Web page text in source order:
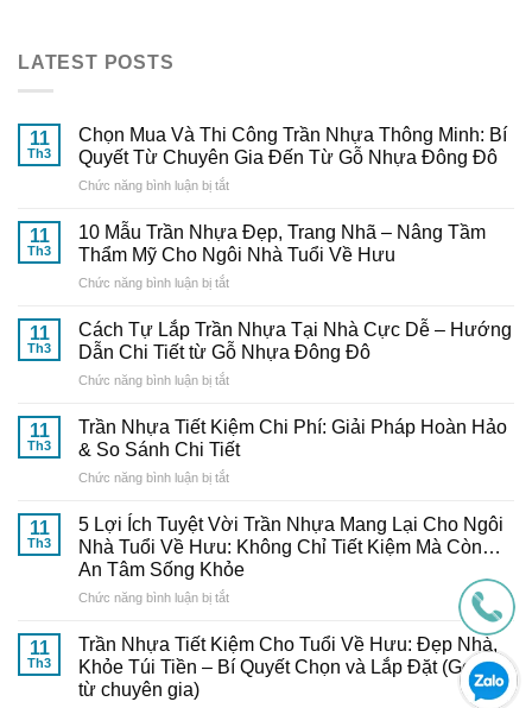
LATEST POSTS
11
Th3
Chọn Mua Và Thi Công Trần Nhựa Thông Minh: Bí
Quyết Từ Chuyên Gia Đến Từ Gỗ Nhựa Đông Đô
Chức năng bình luận bị tắtở
Mua
Và
Thi
Công
Nhựa
Thông
Bí
Từ
Chuyên
Đến
Gỗ
Nhựa
Đông
11
Th3
10 Mẫu Trần Nhựa Đẹp, Trang Nhã – Nâng Tầm
Thẩm Mỹ Cho Ngôi Nhà Tuổi Về Hưu
Chức năng bình luận bị tắtở
Mẫu
Trần
Nhựa
Đẹp,
Nhã
–
Tầm
Mỹ
Cho
Ngôi
Tuổi
Hưu
11
Th3
Cách Tự Lắp Trần Nhựa Tại Nhà Cực Dễ – Hướng
Dẫn Chi Tiết từ Gỗ Nhựa Đông Đô
Chức năng bình luận bị tắtở
Tự
Lắp
Trần
Nhựa
Nhà
Cực
Dễ
–
Hướng
Chi
Tiết
11
Th3
Trần Nhựa Tiết Kiệm Chi Phí: Giải Pháp Hoàn Hảo
& So Sánh Chi Tiết
Chức năng bình luận bị tắtở
Nhựa
Tiết
Kiệm
Chi
Phí:
Pháp
Hoàn
Hảo
11
Th3
5 Lợi Ích Tuyệt Vời Trần Nhựa Mang Lại Cho Ngôi
Nhà Tuổi Về Hưu: Không Chỉ Tiết Kiệm Mà Còn…
An Tâm Sống Khỏe
Chức năng bình luận bị tắtở
Lợi
Ích
Tuyệt
11
Th3
Trần Nhựa Tiết Kiệm Cho Tuổi Về Hưu: Đẹp Nhà,
Khỏe Túi Tiền – Bí Quyết Chọn và Lắp Đặt (Gợi ý
từ chuyên gia)